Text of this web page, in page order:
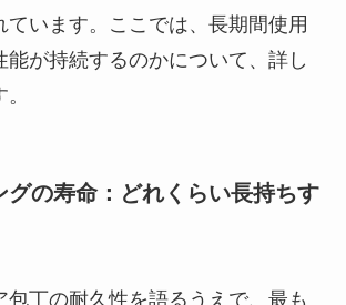
ています。ここでは、長期間使用
能が持続するのかについて、詳し
の寿命：どれくらい長持ちす
包丁の耐久性を語るうえで、最も